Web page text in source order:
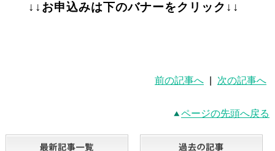
↓↓お申込みは下のバナーをクリック↓↓
前の記事へ 次の記事へ
ページの先頭へ戻る
最新記事一覧